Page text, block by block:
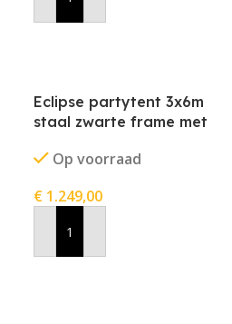
In Winkelwagen
Eclipse partytent 3x6m
staal zwarte frame met
Op voorraad
€ 1.249,00
In Winkelwagen